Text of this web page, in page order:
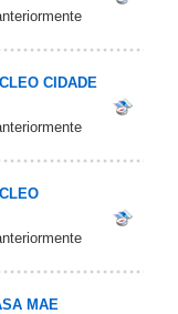
CIDADE
MAE